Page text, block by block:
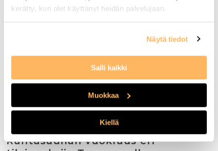
kerätty, kun olet käyttänyt heidän palvelujaan.
Näytä tiedot
Salli kaikki
Muokkaa
Kiellä
Saunomisen jälkeiset jätteet tulee kerätä
huolellisesti pois, ja luontoympäristö on jätettävä
rauha on otettava huomioon erityisesti iltaisin, ja
melutaso pidettävä kohtuullisena koko käynnin
Katso, kuinka voimme auttaa sinua luomaan
unohtumattomat rantasaunakokemukset
Tampereen kauniissa järvimaisemassa.
Rantasaunan vuokraus eri